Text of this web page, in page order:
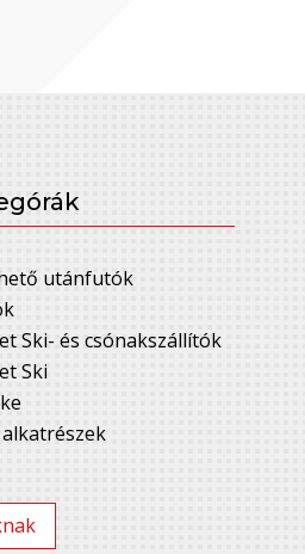
utánfutók
Ski- és csónakszállítók
Ski